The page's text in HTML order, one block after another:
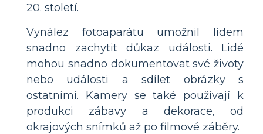
20. století.
Vynález fotoaparátu umožnil lidem
snadno zachytit důkaz události. Lidé
mohou snadno dokumentovat své životy
nebo události a sdílet obrázky s
ostatními. Kamery se také používají k
produkci zábavy a dekorace, od
okrajových snímků až po filmové záběry.